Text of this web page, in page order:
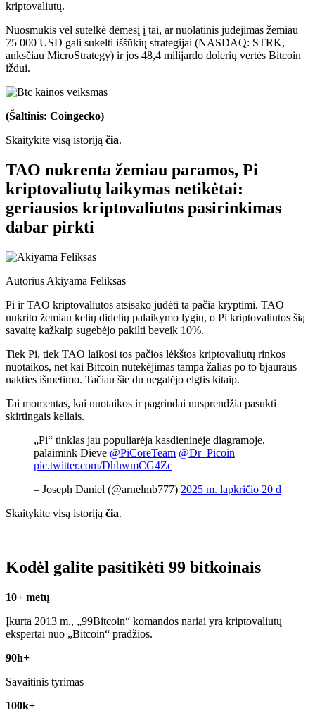
kriptovaliutų.
Nuosmukis vėl sutelkė dėmesį į tai, ar nuolatinis judėjimas žemiau
75 000 USD gali sukelti iššūkių strategijai (NASDAQ: STRK,
anksčiau MicroStrategy) ir jos 48,4 milijardo dolerių vertės Bitcoin
iždui.
(Šaltinis: Coingecko)
Skaitykite visą istoriją čia.
TAO nukrenta žemiau paramos, Pi
kriptovaliutų laikymas netikėtai:
geriausios kriptovaliutos pasirinkimas
dabar pirkti
Autorius Akiyama Feliksas
Pi ir TAO kriptovaliutos atsisako judėti ta pačia kryptimi. TAO
nukrito žemiau kelių didelių palaikymo lygių, o Pi kriptovaliutos šią
savaitę kažkaip sugebėjo pakilti beveik 10%.
Tiek Pi, tiek TAO laikosi tos pačios lėkštos kriptovaliutų rinkos
nuotaikos, net kai Bitcoin nutekėjimas tampa žalias po to bjauraus
nakties išmetimo. Tačiau šie du negalėjo elgtis kitaip.
Tai momentas, kai nuotaikos ir pagrindai nusprendžia pasukti
skirtingais keliais.
„Pi“ tinklas jau populiarėja kasdieninėje diagramoje,
palaimink Dieve @PiCoreTeam @Dr_Picoin
pic.twitter.com/DhhwmCG4Zc
– Joseph Daniel (@arnelmb777) 2025 m. lapkričio 20 d
Skaitykite visą istoriją čia.
Kodėl galite pasitikėti 99 bitkoinais
10+ metų
Įkurta 2013 m., „99Bitcoin“ komandos nariai yra kriptovaliutų
ekspertai nuo „Bitcoin“ pradžios.
90h+
Savaitinis tyrimas
100k+